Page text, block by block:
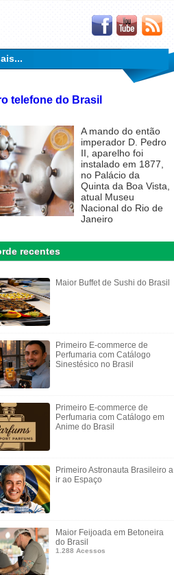
telefone do Brasil
A mando do então
imperador D. Pedro
II, aparelho foi
instalado em 1877,
no Palácio da
Quinta da Boa Vista,
atual Museu
Nacional do Rio de
Janeiro
recentes
Maior Buffet de Sushi do Brasil
Primeiro E-commerce de
Perfumaria com Catálogo
Sinestésico no Brasil
Primeiro E-commerce de
Perfumaria com Catálogo em
Anime do Brasil
Primeiro Astronauta Brasileiro a
ir ao Espaço
Maior Feijoada em Betoneira
do Brasil
1.288 Acessos